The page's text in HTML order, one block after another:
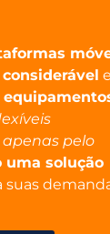
pelo
uma solução
suas